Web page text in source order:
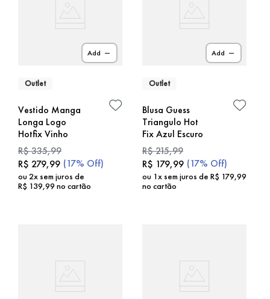
Add
Outlet
Vestido Manga
Longa Logo
Hotfix Vinho
R$335,99
R$ 279,99 (17% Off)
ou2x sem juros de
R$ 139,99 no cartão
Add
Outlet
Blusa Guess
Triangulo Hot
Fix Azul Escuro
R$215,99
R$ 179,99 (17% Off)
ou 1x sem juros de R$ 179,99
no cartão